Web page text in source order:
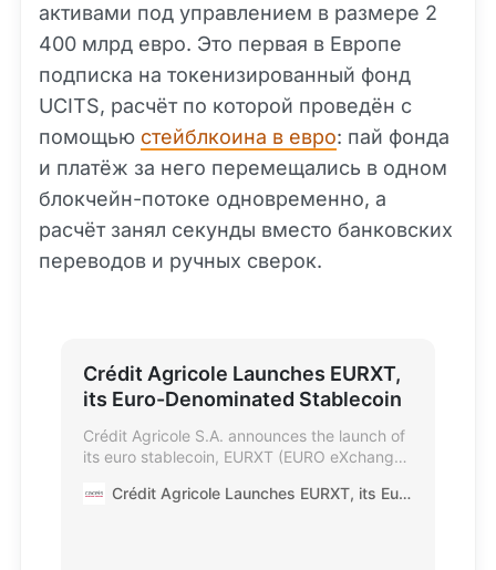
активами под управлением в размере 2
400 млрд евро. Это первая в Европе
подписка на токенизированный фонд
UCITS, расчёт по которой проведён с
помощью стейблкоина в евро: пай фонда
и платёж за него перемещались в одном
блокчейн-потоке одновременно, а
расчёт занял секунды вместо банковских
переводов и ручных сверок.
Crédit Agricole Launches EURXT,
its Euro-Denominated Stablecoin
Crédit Agricole S.A. announces the launch of
its euro stablecoin, EURXT (EURO eXchange
EURXT into a tokenised Amundi money
Crédit Agricole Launches EURXT, its Euro-Denominated Stablecoin